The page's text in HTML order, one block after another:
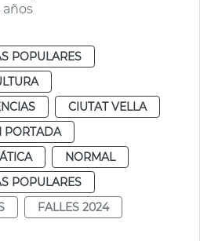
POPULARES
CIUTAT VELLA
PORTADA
NORMAL
POPULARES
FALLES 2024